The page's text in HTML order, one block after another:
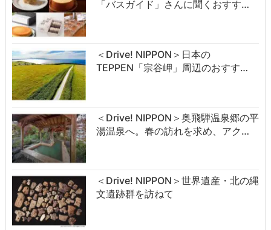
「バスガイド」さんに聞くおすす…
＜Drive! NIPPON＞日本の
TEPPEN「宗谷岬」周辺のおすす…
＜Drive! NIPPON＞奥飛騨温泉郷の平
湯温泉へ。春の訪れを求め、アク…
＜Drive! NIPPON＞世界遺産・北の縄
文遺跡群を訪ねて